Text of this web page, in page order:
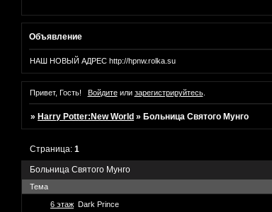
Объявление
НАШ НОВЫЙ АДРЕС http://hpnw.rolka.su
Привет, Гость! Войдитеили зарегистрируйтесь.
» Harry Potter:New World » Больница Святого Мунго
Больница Святого Мунго
Страница:1
Тема
6 этаж Dark Prince